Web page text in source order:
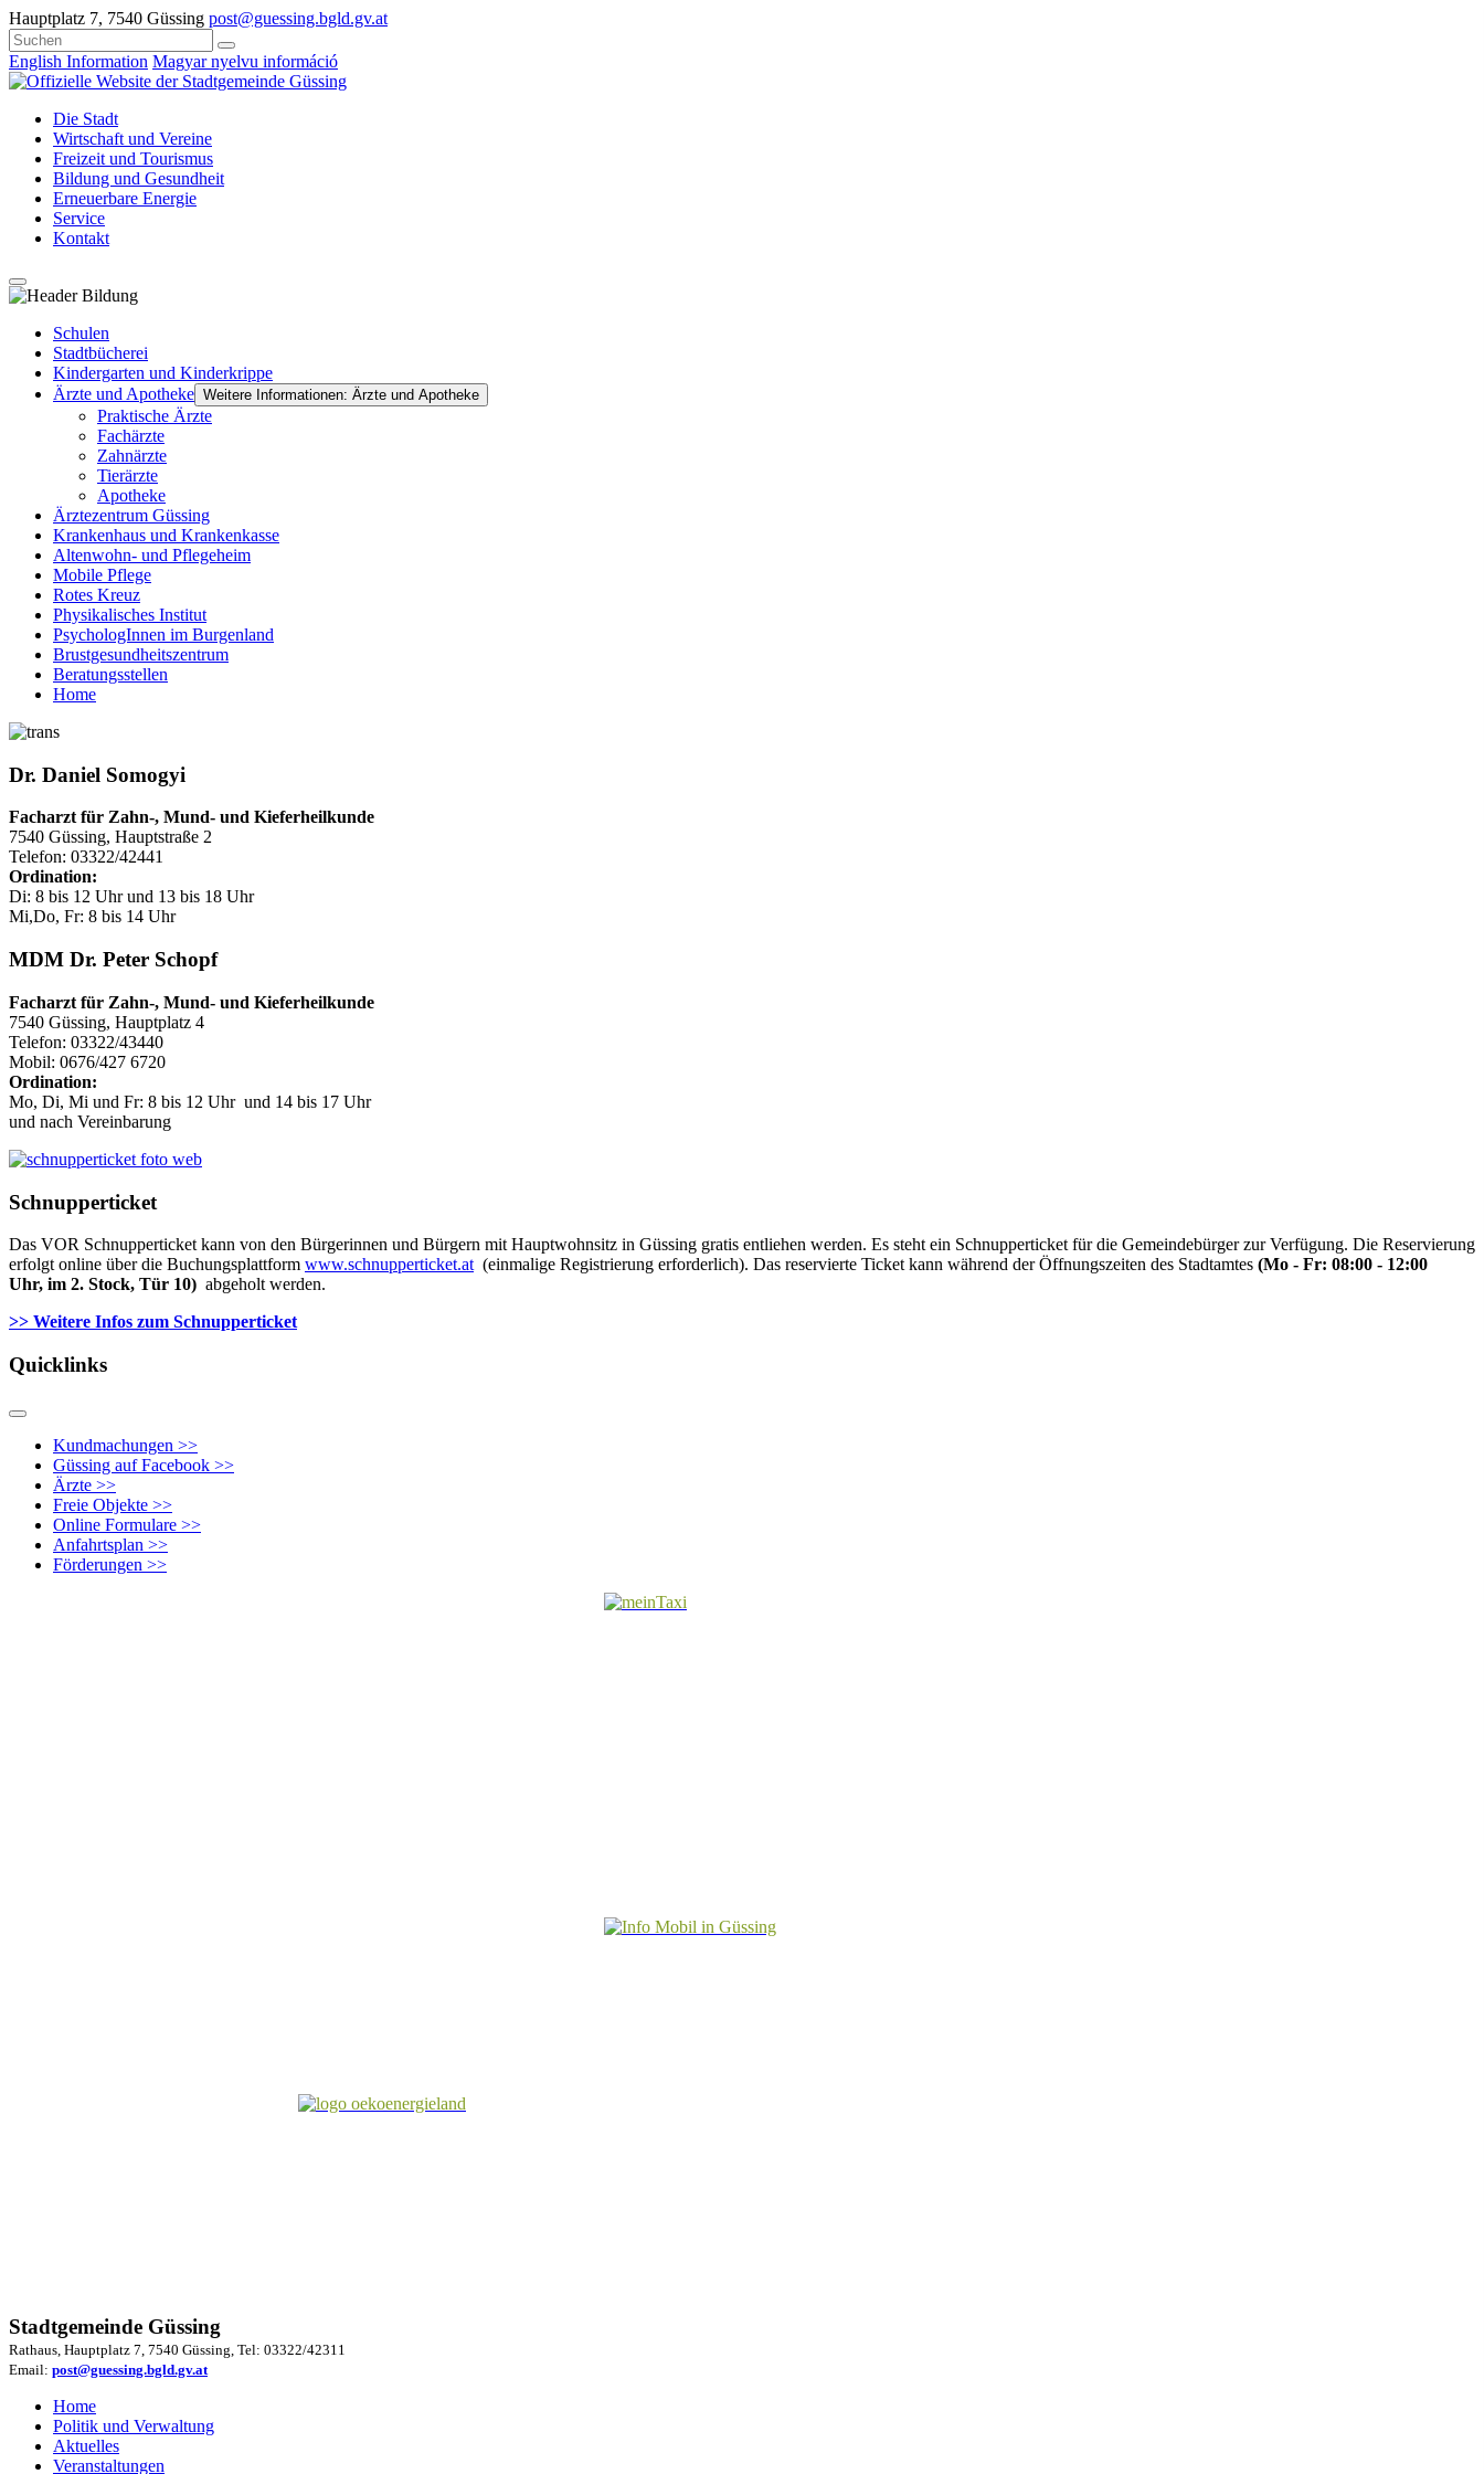
Hauptplatz 7, 7540 Güssing post@guessing.bgld.gv.at
English Information Magyar nyelvu információ
Die Stadt
Wirtschaft und Vereine
Freizeit und Tourismus
Bildung und Gesundheit
Erneuerbare Energie
Service
Kontakt
Schulen
Stadtbücherei
Kindergarten und Kinderkrippe
Ärzte und Apotheke Weitere Informationen: Ärzte und Apotheke
Praktische Ärzte
Fachärzte
Zahnärzte
Tierärzte
Apotheke
Ärztezentrum Güssing
Krankenhaus und Krankenkasse
Altenwohn- und Pflegeheim
Mobile Pflege
Rotes Kreuz
Physikalisches Institut
PsychologInnen im Burgenland
Brustgesundheitszentrum
Beratungsstellen
Home
Dr. Daniel Somogyi
Facharzt für Zahn-, Mund- und Kieferheilkunde
7540 Güssing, Hauptstraße 2
Telefon: 03322/42441
Ordination:
Di: 8 bis 12 Uhr und 13 bis 18 Uhr
Mi,Do, Fr: 8 bis 14 Uhr
MDM Dr. Peter Schopf
Facharzt für Zahn-, Mund- und Kieferheilkunde
7540 Güssing, Hauptplatz 4
Telefon: 03322/43440
Mobil: 0676/427 6720
Ordination:
Mo, Di, Mi und Fr: 8 bis 12 Uhr und 14 bis 17 Uhr
und nach Vereinbarung
Schnupperticket
Das VOR Schnupperticket kann von den Bürgerinnen und Bürgern mit Hauptwohnsitz in Güssing gratis entliehen werden. Es steht ein Schnupperticket für die Gemeindebürger zur Verfügung. Die Reservierung
erfolgt online über die Buchungsplattform www.schnupperticket.at (einmalige Registrierung erforderlich). Das reservierte Ticket kann während der Öffnungszeiten des Stadtamtes (Mo - Fr: 08:00 - 12:00
Uhr, im 2. Stock, Tür 10) abgeholt werden.
>> Weitere Infos zum Schnupperticket
Quicklinks
Kundmachungen >>
Güssing auf Facebook >>
Ärzte >>
Freie Objekte >>
Online Formulare >>
Anfahrtsplan >>
Förderungen >>
Stadtgemeinde Güssing
Rathaus, Hauptplatz 7, 7540 Güssing, Tel: 03322/42311
Email: post@guessing.bgld.gv.at
Home
Politik und Verwaltung
Aktuelles
Veranstaltungen